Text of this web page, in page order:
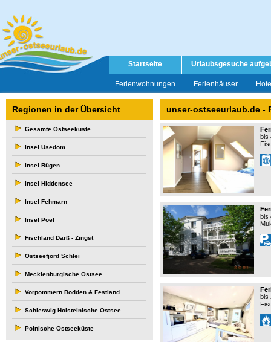
Startseite Urlaubsgesuche
Ferienwohnungen Ferienhäuser
Regionen in der Übersicht
Gesamte Ostseeküste
Insel Usedom
Insel Rügen
Insel Hiddensee
Insel Fehmarn
Insel Poel
Fischland Darß - Zingst
Ostseefjord Schlei
Mecklenburgische Ostsee
Vorpommern Bodden & Festland
Schleswig Holsteinische Ostsee
Polnische Ostseeküste
unser-ostseeurlaub.de -
bis
bis
bis